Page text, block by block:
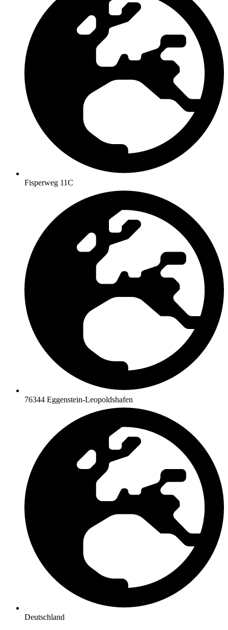
Fisperweg 11C
76344 Eggenstein-Leopoldshafen
Deutschland